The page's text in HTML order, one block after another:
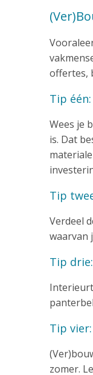
offertes,
Tip
Wees je
is. Dat
Tip
Verdeel
waarvan
Tip
Tip
zomer.